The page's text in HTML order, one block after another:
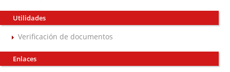
Utilidades
Verificación de documentos
Enlaces